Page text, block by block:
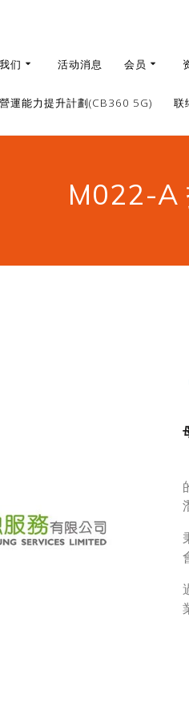
们 活动消息 会员
運能力提升計劃(CB360 5G) 联
M022-A